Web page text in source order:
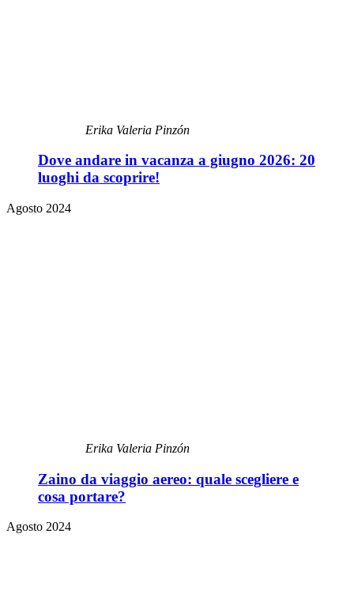
Erika Valeria Pinzón
Dove andare in vacanza a giugno 2026: 20
luoghi da scoprire!
Agosto 2024
Erika Valeria Pinzón
Zaino da viaggio aereo: quale scegliere e
cosa portare?
Agosto 2024